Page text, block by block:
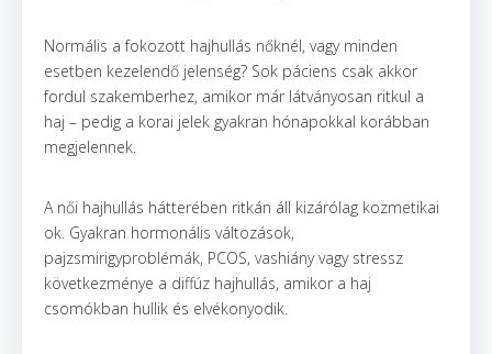
Normális a fokozott hajhullás nőknél, vagy minden
esetben kezelendő jelenség? Sok páciens csak akkor
fordul szakemberhez, amikor már látványosan ritkul a
haj – pedig a korai jelek gyakran hónapokkal korábban
megjelennek.
A női hajhullás hátterében ritkán áll kizárólag kozmetikai
ok. Gyakran hormonális változások,
pajzsmirigyproblémák, PCOS, vashiány vagy stressz
következménye a diffúz hajhullás, amikor a haj
csomókban hullik és elvékonyodik.